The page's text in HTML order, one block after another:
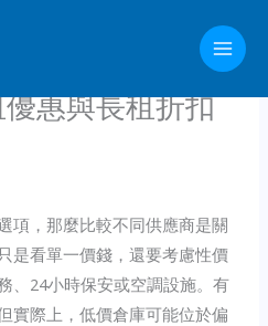
惠與長租折扣
項，那麼比較不同供應商是關
是看單一價錢，還要考慮性價
、24小時保安或空調設施。有
實際上，低價倉庫可能位於偏